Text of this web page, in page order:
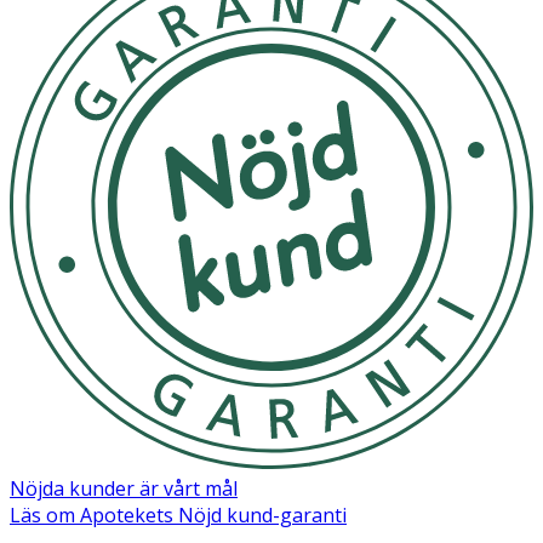
läpparna.
Användning
· Applicera direkt på läpparna vid behov
· Kan användas ensam eller ovanpå ett
läppstifteller
läppenna
för att ge extra glans.
Förvaring
Förvaras oåtkomligt för barn.
Innehåll
DILINOLEIC ACID/PROPANEDIOL COPOLYMER,
OCTYLDODECANOL, OLEYL ERUCATE, GLYCERYL
DIBEHENATE, SILICA, HELIANTHUS ANNUUS SEED CERA,
POLYGLYCERYL-3 STEARATE/SEBACATE CROSSPOLYMER,
VACCINIUM VITIS-IDAEA SEED OIL, AVENA SATIVA
KERNEL EXTRACT, AMMONIUM GLYCYRRHIZATE,
TOCOPHEROL, PHENOXYETHANOL, POLYGLYCERYL-2
Nöjda kunder är vårt mål
Läs om Apotekets Nöjd kund-garanti